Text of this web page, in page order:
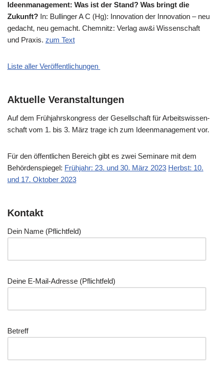
Ideen­ma­nage­ment: Was ist der Stand? Was bringt die
Zukunft? In: Bul­lin­ger A C (Hg): Inno­va­ti­on der Inno­va­ti­on – neu
gedacht, neu gemacht. Chem­nitz: Ver­lag aw&i Wis­sen­schaft
und Pra­xis. zum Text
Liste aller Veröffentlichungen
Aktuelle Veranstaltungen
Auf dem Früh­jahrs­kon­gress der Gesell­schaft für Arbeits­wis­sen­
schaft vom 1. bis 3. März tra­ge ich zum Ideen­ma­nage­ment vor.
Für den öffent­li­chen Bereich gibt es zwei Semi­na­re mit dem
Behör­den­spie­gel: Früh­jahr: 23. und 30. März 2023 Herbst: 10.
und 17. Okto­ber 2023
Kontakt
Dein Name (Pflicht­feld)
Dei­ne E‑Mail-Adres­se (Pflicht­feld)
Betreff